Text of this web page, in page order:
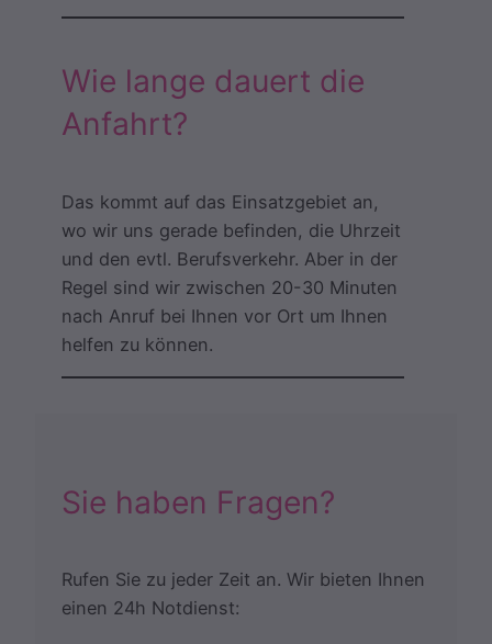
Wie lange dauert die
Anfahrt?
Das kommt auf das Einsatzgebiet an,
wo wir uns gerade befinden, die Uhrzeit
und den evtl. Berufsverkehr. Aber in der
Regel sind wir zwischen 20-30 Minuten
nach Anruf bei Ihnen vor Ort um Ihnen
helfen zu können.
Sie haben Fragen?
Rufen Sie zu jeder Zeit an. Wir bieten Ihnen
einen 24h Notdienst: